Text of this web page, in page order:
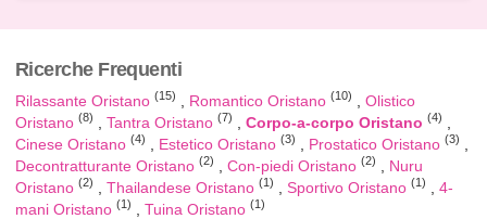
Ricerche Frequenti
Rilassante Oristano (15) Romantico Oristano (10)
Olistico
Oristano (8) Tantra Oristano (7) Corpo-a-corpo Oristano (4)
Cinese Oristano (4) Estetico Oristano (3) Prostatico Oristano (3)
Decontratturante Oristano (2) Con-piedi Oristano (2)
Nuru
Oristano (2) Thailandese Oristano (1) Sportivo Oristano (1)
4-
mani Oristano (1) Tuina Oristano (1)